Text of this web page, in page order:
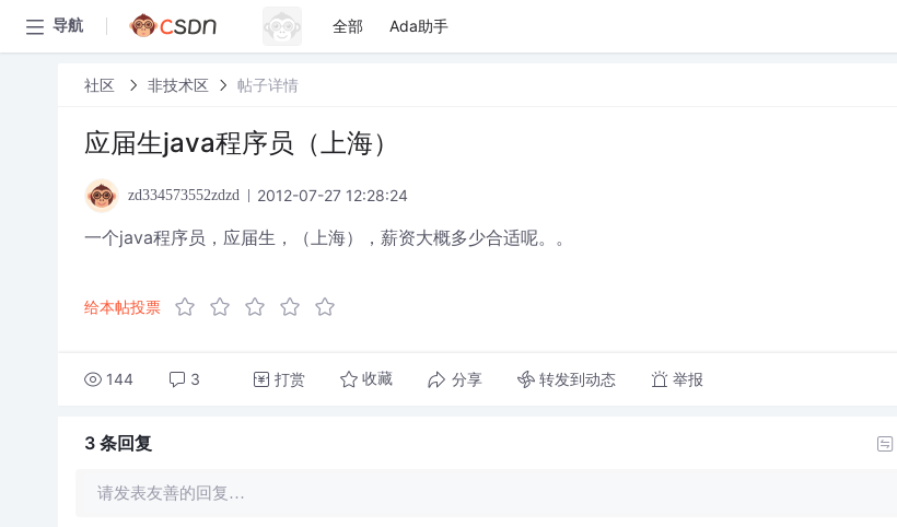
导航 全部 Ada助手
社区 非技术区 帖子详情
应届生java程序员（上海）
zd334573552zdzd 2012-07-27 12:28:24
一个java程序员，应届生，（上海），薪资大概多少合适呢。。
给本帖投票
144 3 打赏 收藏 分享 转发到动态 举报
3 条回复
请发表友善的回复…